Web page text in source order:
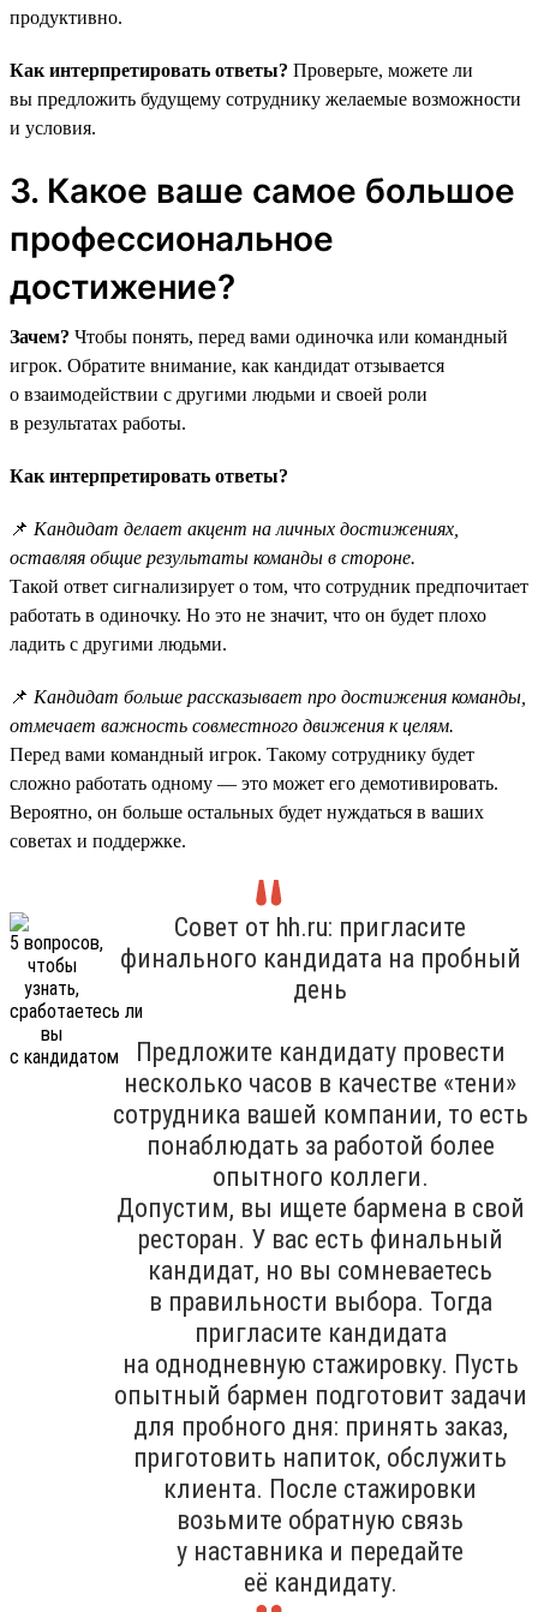
продуктивно.
Как интерпретировать ответы? Проверьте, можете ли
вы предложить будущему сотруднику желаемые возможности
и условия.
3. Какое ваше самое большое
профессиональное
достижение?
Зачем? Чтобы понять, перед вами одиночка или командный
игрок. Обратите внимание, как кандидат отзывается
о взаимодействии с другими людьми и своей роли
в результатах работы.
Как интерпретировать ответы?
📌 Кандидат делает акцент на личных достижениях,
оставляя общие результаты команды в стороне.
Такой ответ сигнализирует о том, что сотрудник предпочитает
работать в одиночку. Но это не значит, что он будет плохо
ладить с другими людьми.
📌 Кандидат больше рассказывает про достижения команды,
отмечает важность совместного движения к целям.
Перед вами командный игрок. Такому сотруднику будет
сложно работать одному — это может его демотивировать.
Вероятно, он больше остальных будет нуждаться в ваших
советах и поддержке.
Совет от hh.ru: пригласите
финального кандидата на пробный
день
Предложите кандидату провести
несколько часов в качестве «тени»
сотрудника вашей компании, то есть
понаблюдать за работой более
опытного коллеги.
Допустим, вы ищете бармена в свой
ресторан. У вас есть финальный
кандидат, но вы сомневаетесь
в правильности выбора. Тогда
пригласите кандидата
на однодневную стажировку. Пусть
опытный бармен подготовит задачи
для пробного дня: принять заказ,
приготовить напиток, обслужить
клиента. После стажировки
возьмите обратную связь
у наставника и передайте
её кандидату.